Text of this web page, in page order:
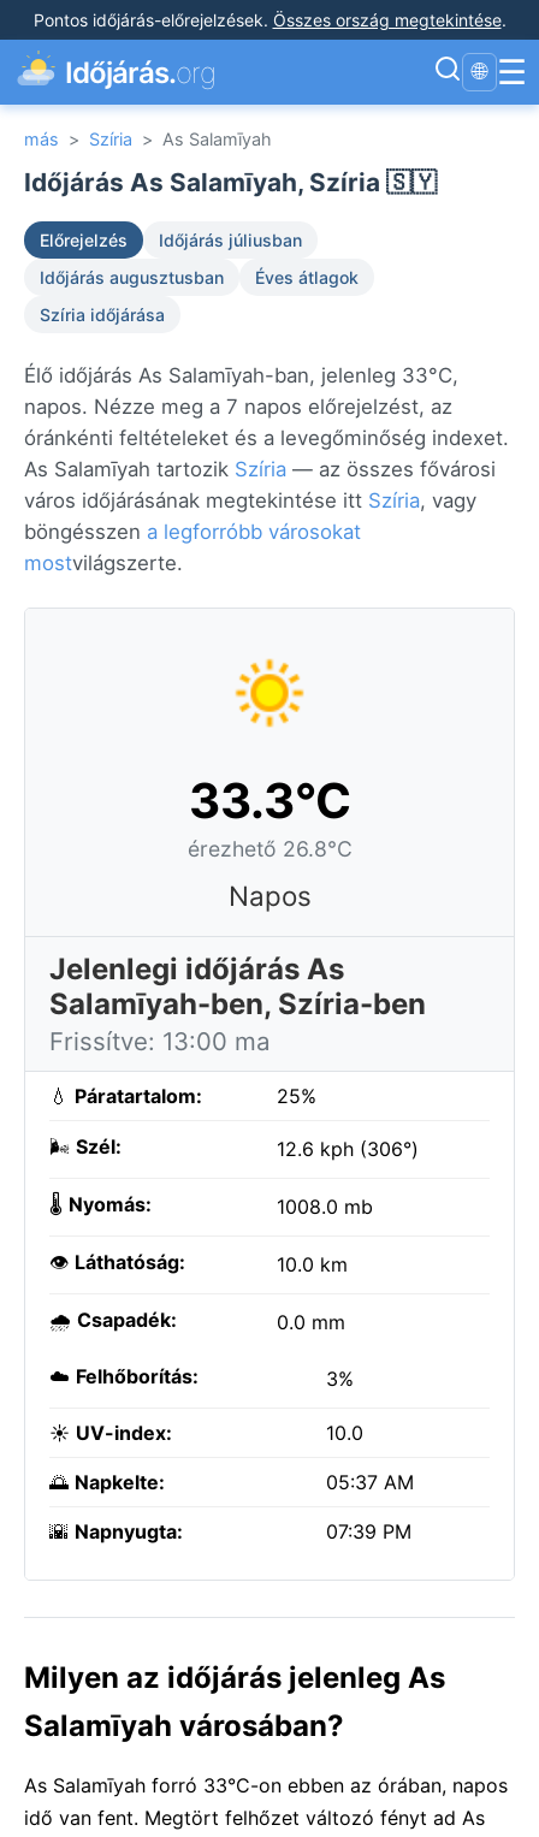
Pontos időjárás-előrejelzések. Összes ország megtekintése.
Időjárás.org 🌐 ☰
más > Szíria > As Salamīyah
Időjárás As Salamīyah, Szíria 🇸🇾
Előrejelzés
Időjárás júliusban
Időjárás augusztusban
Éves átlagok
Szíria időjárása
Élő időjárás As Salamīyah-ban, jelenleg 33°C,
napos. Nézze meg a 7 napos előrejelzést, az
óránkénti feltételeket és a levegőminőség indexet.
As Salamīyah tartozik Szíria — az összes fővárosi
város időjárásának megtekintése itt Szíria, vagy
böngésszen a legforróbb városokat
mostvilágszerte.
33.3°C
érezhető 26.8°C
Napos
Jelenlegi időjárás As
Salamīyah-ben, Szíria-ben
Frissítve: 13:00 ma
💧 Páratartalom: 25%
🌬️ Szél: 12.6 kph (306°)
🌡️ Nyomás: 1008.0 mb
👁️ Láthatóság: 10.0 km
🌧️ Csapadék: 0.0 mm
☁️ Felhőborítás: 3%
☀️ UV-index: 10.0
🌅 Napkelte: 05:37 AM
🌇 Napnyugta: 07:39 PM
Milyen az időjárás jelenleg As
Salamīyah városában?
As Salamīyah forró 33°C-on ebben az órában, napos
idő van fent. Megtört felhőzet változó fényt ad As